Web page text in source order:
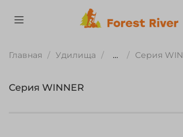
Главная Удилища ... Серия
Серия WINNER